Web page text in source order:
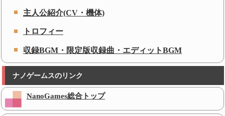
主人公紹介(CV・機体)
トロフィー
収録BGM・限定版収録曲・エディットBGM
ナノゲームスのリンク
NanoGames総合トップ